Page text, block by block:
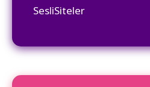
SesliSiteler